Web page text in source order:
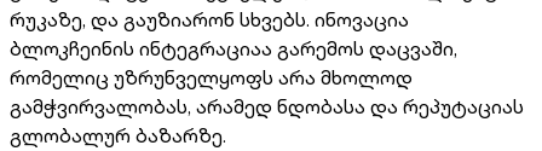
რუკაზე, და გაუზიარონ სხვებს. ინოვაცია
ბლოკჩეინის ინტეგრაციაა გარემოს დაცვაში,
რომელიც უზრუნველყოფს არა მხოლოდ
გამჭვირვალობას, არამედ ნდობასა და რეპუტაციას
გლობალურ ბაზარზე.